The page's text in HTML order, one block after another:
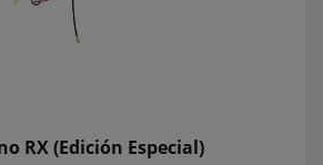
RX (Edición Especial)